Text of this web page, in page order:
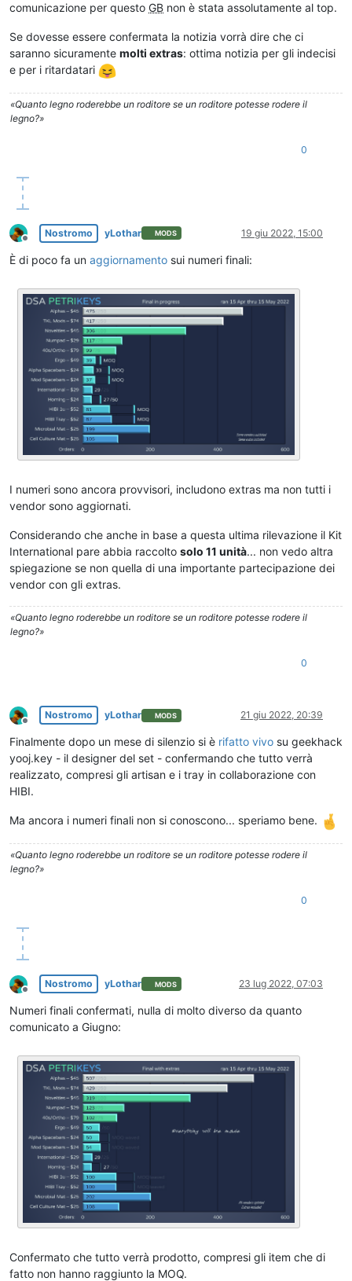
comunicazione per questo GB non è stata assolutamente al top.
Se dovesse essere confermata la notizia vorrà dire che ci
saranno sicuramente molti extras: ottima notizia per gli indecisi
e per i ritardatari
«Quanto legno roderebbe un roditore se un roditore potesse rodere il
legno?»
0
Non in linea
Nostromo yLothar MODS 19 giu 2022, 15:00
È di poco fa un aggiornamento sui numeri finali:
I numeri sono ancora provvisori, includono extras ma non tutti i
vendor sono aggiornati.
Considerando che anche in base a questa ultima rilevazione il Kit
International pare abbia raccolto solo 11 unità... non vedo altra
spiegazione se non quella di una importante partecipazione dei
vendor con gli extras.
«Quanto legno roderebbe un roditore se un roditore potesse rodere il
legno?»
0
Non in linea
Nostromo yLothar MODS 21 giu 2022, 20:39
Finalmente dopo un mese di silenzio si è rifatto vivo su geekhack
yooj.key - il designer del set - confermando che tutto verrà
realizzato, compresi gli artisan e i tray in collaborazione con
HIBI.
Ma ancora i numeri finali non si conoscono... speriamo bene.
«Quanto legno roderebbe un roditore se un roditore potesse rodere il
legno?»
0
Non in linea
Nostromo yLothar MODS 23 lug 2022, 07:03
Numeri finali confermati, nulla di molto diverso da quanto
comunicato a Giugno:
Confermato che tutto verrà prodotto, compresi gli item che di
fatto non hanno raggiunto la MOQ.